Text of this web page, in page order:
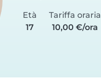
Età
17
Tariffa oraria
10,00 €/ora